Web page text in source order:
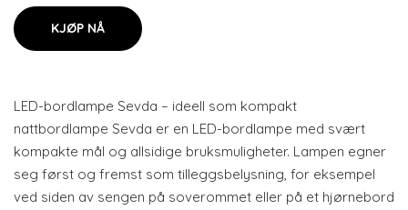
KJØP NÅ
LED-bordlampe Sevda – ideell som kompakt
nattbordlampe Sevda er en LED-bordlampe med svært
kompakte mål og allsidige bruksmuligheter. Lampen egner
seg først og fremst som tilleggsbelysning, for eksempel
ved siden av sengen på soverommet eller på et hjørnebord